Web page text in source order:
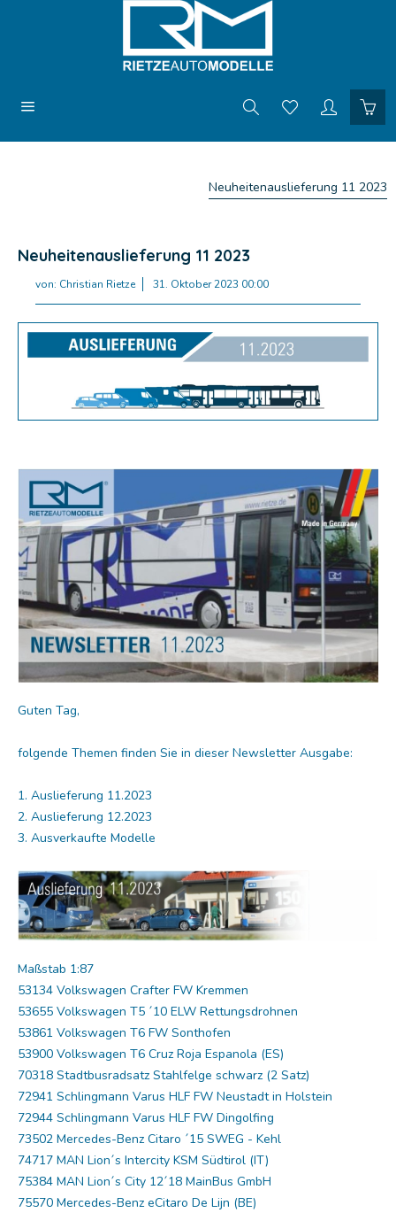
Neuheitenauslieferung 11 2023
Neuheitenauslieferung 11 2023
von: Christian Rietze 31. Oktober 2023 00:00
Guten Tag,
folgende Themen finden Sie in dieser Newsletter Ausgabe:
1. Auslieferung 11.2023
2. Auslieferung 12.2023
3. Ausverkaufte Modelle
Maßstab 1:87
53134 Volkswagen Crafter FW Kremmen
53655 Volkswagen T5 ´10 ELW Rettungsdrohnen
53861 Volkswagen T6 FW Sonthofen
53900 Volkswagen T6 Cruz Roja Espanola (ES)
70318 Stadtbusradsatz Stahlfelge schwarz (2 Satz)
72941 Schlingmann Varus HLF FW Neustadt in Holstein
72944 Schlingmann Varus HLF FW Dingolfing
73502 Mercedes-Benz Citaro ´15 SWEG - Kehl
74717 MAN Lion´s Intercity KSM Südtirol (IT)
75384 MAN Lion´s City 12´18 MainBus GmbH
75570 Mercedes-Benz eCitaro De Lijn (BE)